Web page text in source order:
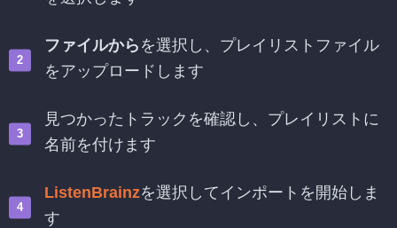
ファイルから を選択し、プレイリストファイル
をアップロードします
見つかったトラックを確認し、プレイリストに
名前を付けます
ListenBrainzを選択してインポートを開始しま
す